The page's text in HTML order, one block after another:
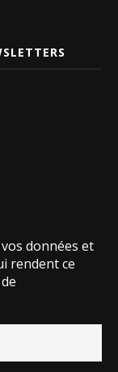
données et
rendent ce